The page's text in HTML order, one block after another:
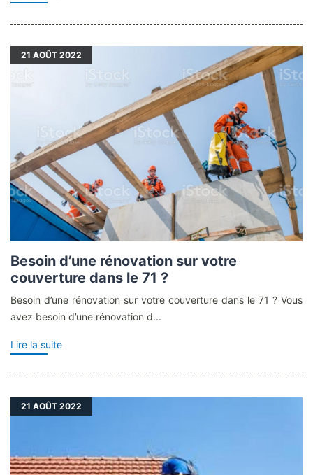
21 AOÛT 2022
Besoin d’une rénovation sur votre
couverture dans le 71 ?
Besoin d’une rénovation sur votre couverture dans le 71 ? Vous
avez besoin d’une rénovation d...
Lire la suite
21 AOÛT 2022